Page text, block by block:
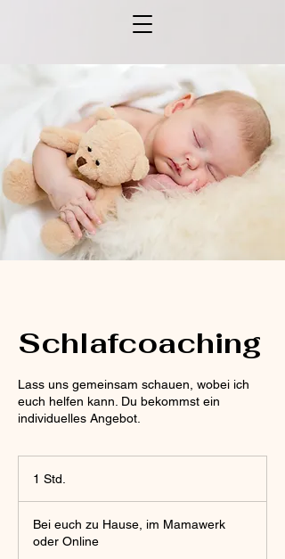
Schlafcoaching
Lass uns gemeinsam schauen, wobei ich
euch helfen kann. Du bekommst ein
individuelles Angebot.
1 Std.
d
Bei euch zu Hause, im Mamawerk
oder Online